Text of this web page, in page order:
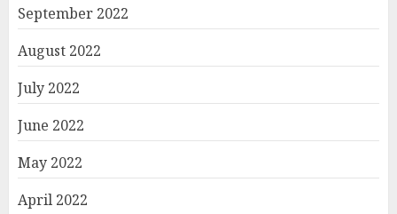
September 2022
August 2022
July 2022
June 2022
May 2022
April 2022